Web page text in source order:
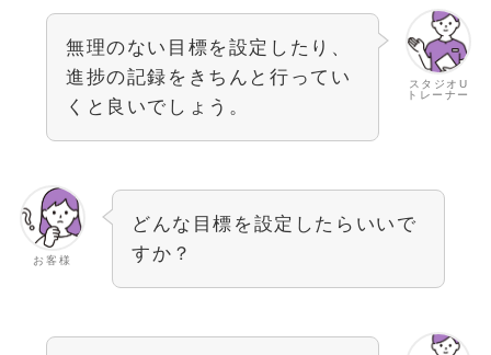
スタジオU
トレーナー
無理のない目標を設定したり、
進捗の記録をきちんと行ってい
くと良いでしょう。
お客様
どんな目標を設定したらいいで
すか？